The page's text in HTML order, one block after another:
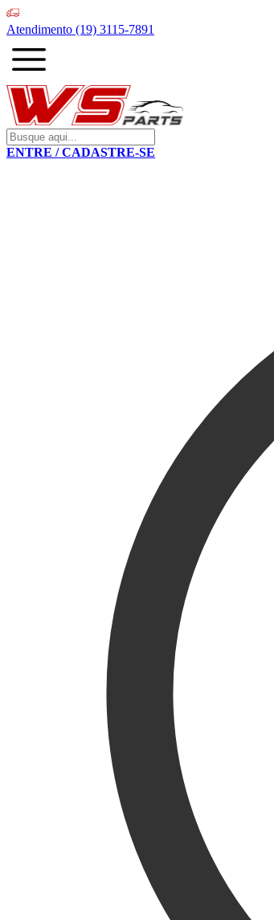
Atendimento (19) 3115-7891
ENTRE / CADASTRE-SE